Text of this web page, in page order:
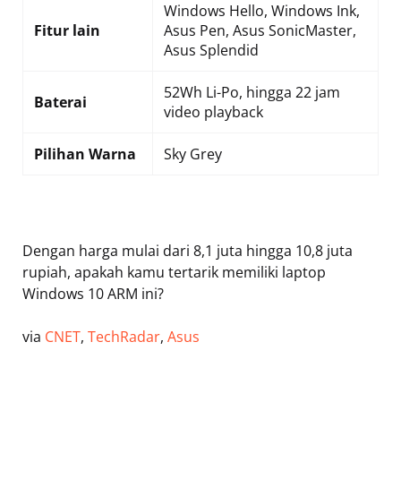
Fitur lain
Windows Hello, Windows Ink,
Asus Pen, Asus SonicMaster,
Asus Splendid
Baterai
52Wh Li-Po, hingga 22 jam
video playback
Pilihan Warna Sky Grey
Dengan harga mulai dari 8,1 juta hingga 10,8 juta
rupiah, apakah kamu tertarik memiliki laptop
Windows 10 ARM ini?
via CNET, TechRadar, Asus